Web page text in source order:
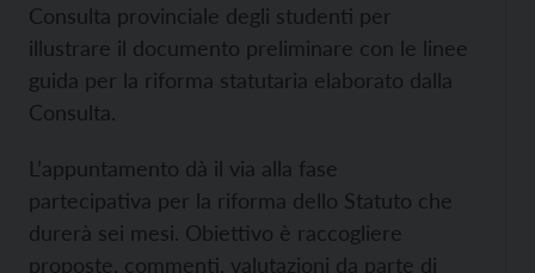
Consulta provinciale degli studenti per
illustrare il documento preliminare con le linee
guida per la riforma statutaria elaborato dalla
Consulta.
L’appuntamento dà il via alla fase
partecipativa per la riforma dello Statuto che
durerà sei mesi. Obiettivo è raccogliere
proposte, commenti, valutazioni da parte di